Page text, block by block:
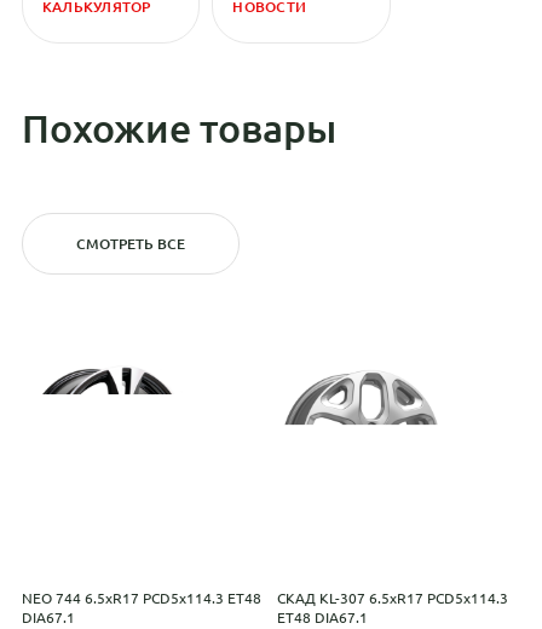
КАЛЬКУЛЯТОР НОВОСТИ
Похожие товары
СМОТРЕТЬ ВСЕ
NEO 744 6.5xR17 PCD5x114.3 ET48
DIA67.1
СКАД KL-307 6.5xR17 PCD5x114.3
ET48 DIA67.1